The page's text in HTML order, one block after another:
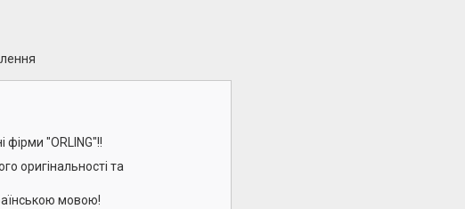
фірми "ORLING"!!
оригінальності та
мовою!